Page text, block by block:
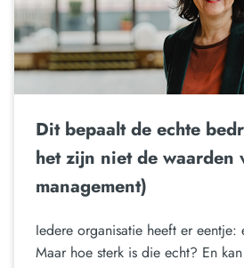
Dit bepaalt de echte
het zijn niet de waarden
management)
Iedere organisatie heeft er eentje:
Maar hoe sterk is die echt? En